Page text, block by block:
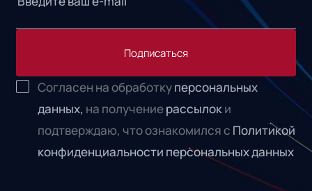
Подписаться
Согласен на обработкуперсональных
данных, на получениерассылоки
подтверждаю, что ознакомился с Политикой
конфиденциальности персональных данных